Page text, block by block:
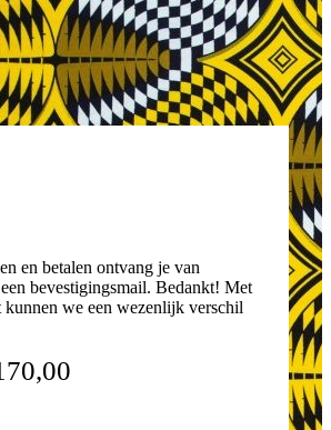
en betalen ontvang je van
bevestigingsmail. Bedankt! Met
we een wezenlijk verschil